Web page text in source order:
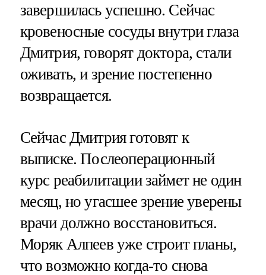
завершилась успешно. Сейчас
кровеносные сосуды внутри глаза
Дмитрия, говорят доктора, стали
оживать, и зрение постепенно
возвращается.
Сейчас Дмитрия готовят к
выписке. Послеоперационный
курс реабилитации займет не один
месяц, но угасшее зрение уверены
врачи должно восстановиться.
Моряк Алпеев уже строит планы,
что возможно когда-то снова